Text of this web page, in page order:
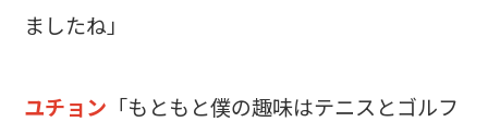
ましたね」
ユチョン 「もともと僕の趣味はテニスとゴルフ